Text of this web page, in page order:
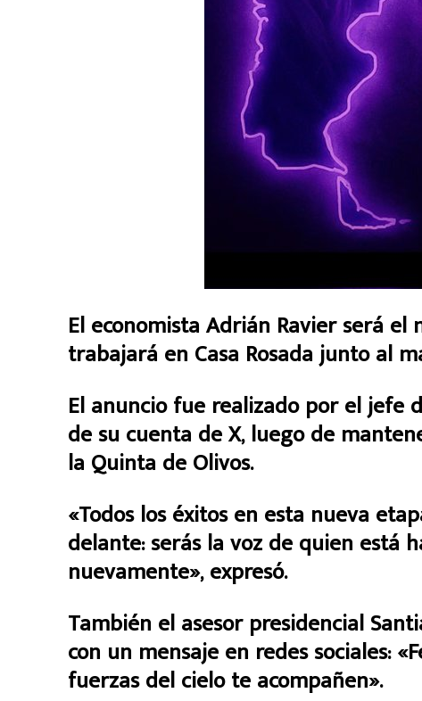
El economista Adrián Ravier será el
trabajará en Casa Rosada junto al
El anuncio fue realizado por el jefe
de su cuenta de X, luego de
la Quinta de Olivos.
«Todos los éxitos en esta nueva
delante: serás la voz de quien está
nuevamente», expresó.
También el asesor presidencial
con un mensaje en redes sociales:
fuerzas del cielo te acompañen».